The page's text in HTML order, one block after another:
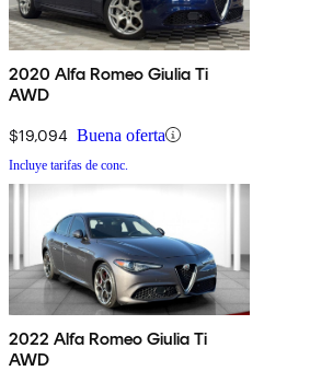
2020 Alfa Romeo Giulia Ti
AWD
$19,094 Buena oferta
Incluye tarifas de conc.
2022 Alfa Romeo Giulia Ti
AWD